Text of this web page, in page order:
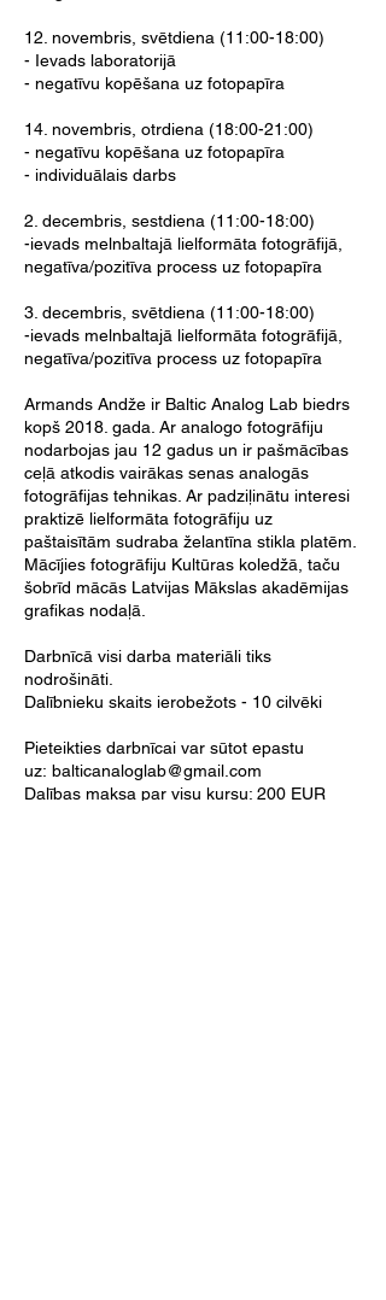
12. novembris, svētdiena (11:00-18:00)
- Ievads laboratorijā
- negatīvu kopēšana uz fotopapīra
14. novembris, otrdiena (18:00-21:00)
- negatīvu kopēšana uz fotopapīra
- individuālais darbs
2. decembris, sestdiena (11:00-18:00)
-ievads melnbaltajā lielformāta fotogrāfijā,
negatīva/pozitīva process uz fotopapīra
3. decembris, svētdiena (11:00-18:00)
-ievads melnbaltajā lielformāta fotogrāfijā,
negatīva/pozitīva process uz fotopapīra
Armands Andže ir Baltic Analog Lab biedrs
kopš 2018. gada. Ar analogo fotogrāfiju
nodarbojas jau 12 gadus un ir pašmācības
ceļā atkodis vairākas senas analogās
fotogrāfijas tehnikas. Ar padziļinātu interesi
praktizē lielformāta fotogrāfiju uz
paštaisītām sudraba želantīna stikla platēm.
Mācījies fotogrāfiju Kultūras koledžā, taču
šobrīd mācās Latvijas Mākslas akadēmijas
grafikas nodaļā.
Darbnīcā visi darba materiāli tiks
nodrošināti.
Dalībnieku skaits ierobežots - 10 cilvēki
Pieteikties darbnīcai var sūtot epastu
uz: balticanaloglab@gmail.com
Dalības maksa par visu kursu: 200 EUR